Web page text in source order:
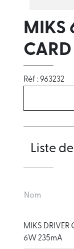
MIKS
CARD
Réf : 963232
Liste
Nom
MIKS DRIVER
6W 235mA